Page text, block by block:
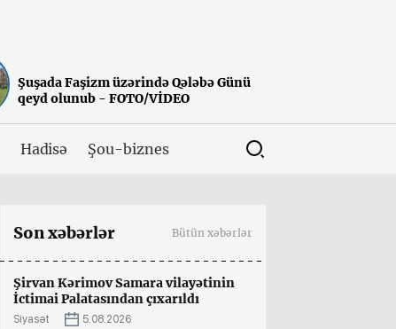
Şuşada Faşizm üzərində Qələbə Günü
qeyd olunub - FOTO/VİDEO
Hadisə Şou-biznes
Son xəbərlər Bütün xəbərlər
Şirvan Kərimov Samara vilayətinin
İctimai Palatasından çıxarıldı
Siyasət 5.08.2026